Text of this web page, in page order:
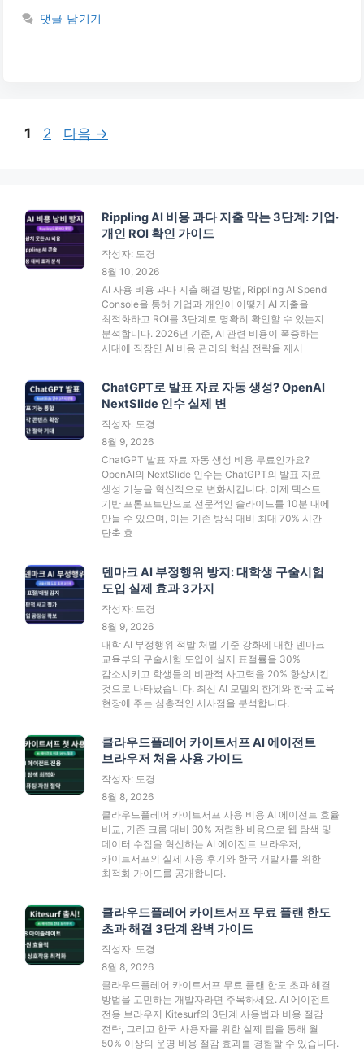
댓글 남기기
페
1
페
2 다음 →
Rippling AI 비용 과다 지출 막는 3단계: 기업·
개인 ROI 확인 가이드
작성자: 도경
8월 10, 2026
AI 사용 비용 과다 지출 해결 방법, Rippling AI Spend
Console을 통해 기업과 개인이 어떻게 AI 지출을
최적화하고 ROI를 3단계로 명확히 확인할 수 있는지
분석합니다. 2026년 기준, AI 관련 비용이 폭증하는
시대에 직장인 AI 비용 관리의 핵심 전략을 제시
ChatGPT로 발표 자료 자동 생성? OpenAI
NextSlide 인수 실제 변
작성자: 도경
8월 9, 2026
ChatGPT 발표 자료 자동 생성 비용 무료인가요?
OpenAI의 NextSlide 인수는 ChatGPT의 발표 자료
생성 기능을 혁신적으로 변화시킵니다. 이제 텍스트
기반 프롬프트만으로 전문적인 슬라이드를 10분 내에
만들 수 있으며, 이는 기존 방식 대비 최대 70% 시간
단축 효
덴마크 AI 부정행위 방지: 대학생 구술시험
도입 실제 효과 3가지
작성자: 도경
8월 9, 2026
대학 AI 부정행위 적발 처벌 기준 강화에 대한 덴마크
교육부의 구술시험 도입이 실제 표절률을 30%
감소시키고 학생들의 비판적 사고력을 20% 향상시킨
것으로 나타났습니다. 최신 AI 모델의 한계와 한국 교육
현장에 주는 심층적인 시사점을 분석합니다.
클라우드플레어 카이트서프 AI 에이전트
브라우저 처음 사용 가이드
작성자: 도경
8월 8, 2026
클라우드플레어 카이트서프 사용 비용 AI 에이전트 효율
비교, 기존 크롬 대비 90% 저렴한 비용으로 웹 탐색 및
데이터 수집을 혁신하는 AI 에이전트 브라우저,
카이트서프의 실제 사용 후기와 한국 개발자를 위한
최적화 가이드를 공개합니다.
클라우드플레어 카이트서프 무료 플랜 한도
초과 해결 3단계 완벽 가이드
작성자: 도경
8월 8, 2026
클라우드플레어 카이트서프 무료 플랜 한도 초과 해결
방법을 고민하는 개발자라면 주목하세요. AI 에이전트
전용 브라우저 Kitesurf의 3단계 사용법과 비용 절감
전략, 그리고 한국 사용자를 위한 실제 팁을 통해 월
50% 이상의 운영 비용 절감 효과를 경험할 수 있습니다.